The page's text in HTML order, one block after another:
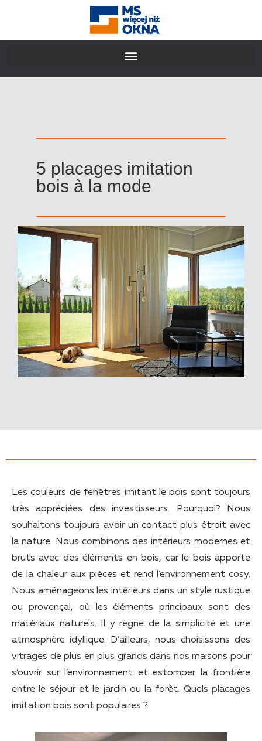
5 placages imitation
bois à la mode
Les couleurs de fenêtres imitant le bois sont toujours
très appréciées des investisseurs. Pourquoi? Nous
souhaitons toujours avoir un contact plus étroit avec
la nature. Nous combinons des intérieurs modernes et
bruts avec des éléments en bois, car le bois apporte
de la chaleur aux pièces et rend l’environnement cosy.
Nous aménageons les intérieurs dans un style rustique
ou provençal, où les éléments principaux sont des
matériaux naturels. Il y règne de la simplicité et une
atmosphère idyllique. D’ailleurs, nous choisissons des
vitrages de plus en plus grands dans nos maisons pour
s’ouvrir sur l’environnement et estomper la frontière
entre le séjour et le jardin ou la forêt. Quels placages
imitation bois sont populaires ?